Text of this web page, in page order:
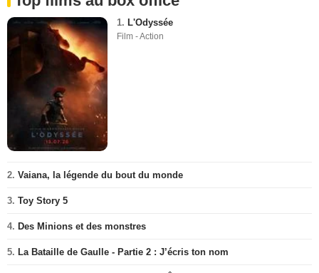
1. L'Odyssée
Film - Action
2. Vaiana, la légende du bout du monde
3. Toy Story 5
4. Des Minions et des monstres
5. La Bataille de Gaulle - Partie 2 : J’écris ton nom